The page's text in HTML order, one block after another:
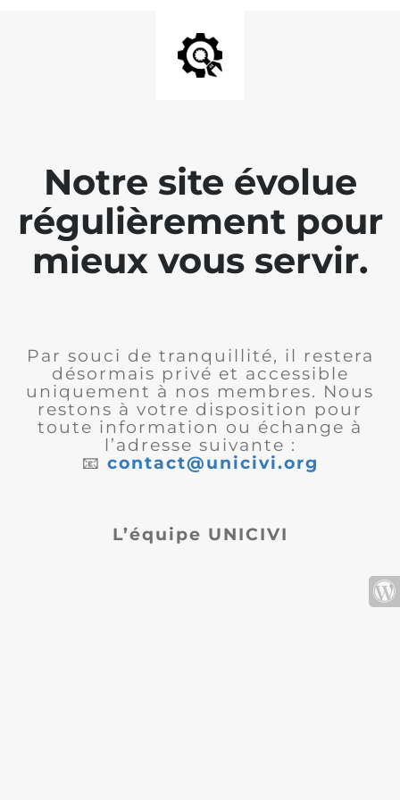
Notre site évolue
régulièrement pour
mieux vous servir.
Par souci de tranquillité, il restera
désormais privé et accessible
uniquement à nos membres. Nous
restons à votre disposition pour
toute information ou échange à
l’adresse suivante :
📧 contact@unicivi.org
L’équipe UNICIVI